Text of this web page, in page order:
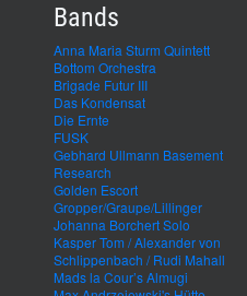
Bands
Anna Maria Sturm Quintett
Bottom Orchestra
Brigade Futur III
Das Kondensat
Die Ernte
FUSK
Gebhard Ullmann Basement
Research
Golden Escort
Gropper/Graupe/Lillinger
Johanna Borchert Solo
Kasper Tom / Alexander von
Schlippenbach / Rudi Mahall
Mads la Cour’s Almugi